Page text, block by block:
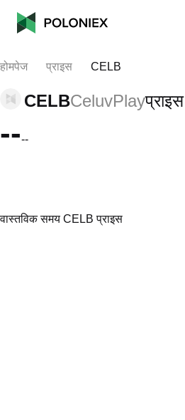
होमपेज प्राइस CELB
CELBCeluvPlayप्राइस
----
वास्तविक समय CELB प्राइस